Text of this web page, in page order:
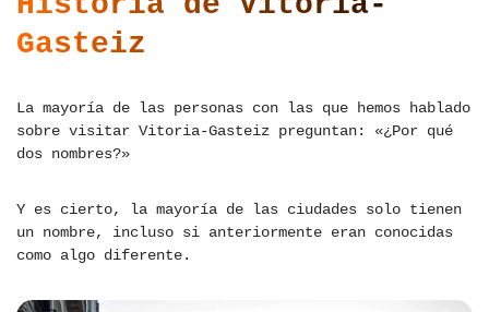
Gasteiz
La mayoría de las personas con las que hemos hablado
sobre visitar Vitoria-Gasteiz preguntan: «¿Por qué
dos nombres?»
Y es cierto, la mayoría de las ciudades solo tienen
un nombre, incluso si anteriormente eran conocidas
como algo diferente.